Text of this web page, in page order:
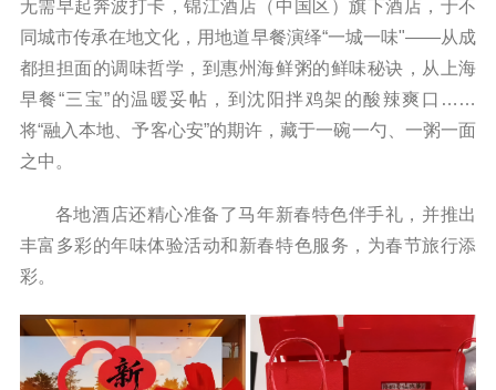
无需早起奔波打卡，锦江酒店（中国区）旗下酒店，于不
同城市传承在地文化，用地道早餐演绎“一城一味"——从成
都担担面的调味哲学，到惠州海鲜粥的鲜味秘诀，从上海
早餐“三宝”的温暖妥帖，到沈阳拌鸡架的酸辣爽口……
将“融入本地、予客心安”的期许，藏于一碗一勺、一粥一面
之中。
各地酒店还精心准备了马年新春特色伴手礼，并推出
丰富多彩的年味体验活动和新春特色服务，为春节旅行添
彩。